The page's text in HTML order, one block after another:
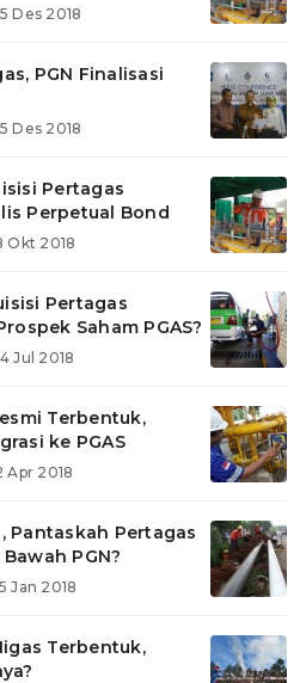
Des 2018
PGN Finalisasi
Des 2018
Pertagas
Perpetual Bond
Okt 2018
Pertagas
Saham PGAS?
Jul 2018
Terbentuk,
ke PGAS
Apr 2018
Pantaskah Pertagas
PGN?
Jan 2018
Terbentuk,